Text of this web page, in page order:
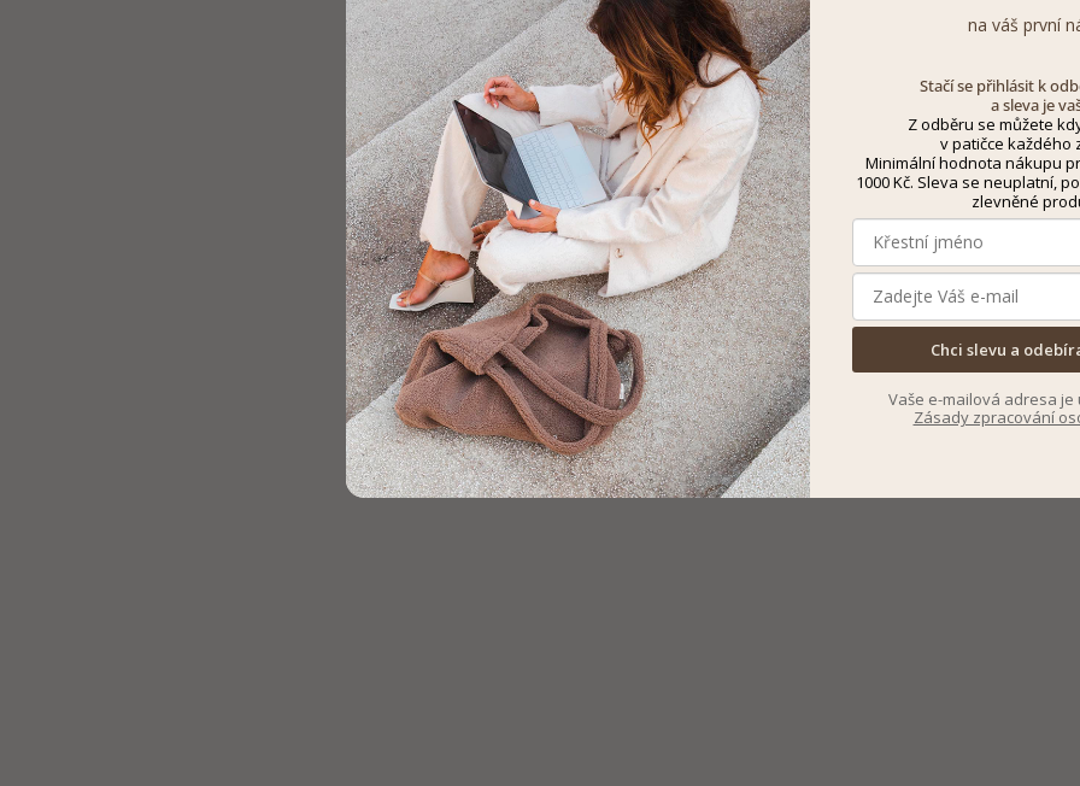
na váš první
Stačí se přihlásit k
a sleva je
Z odběru se můžete
v patičce každého
Minimální hodnota nákupu
1000 Kč. Sleva se neuplatní,
zlevněné
Chci slevu a
Vaše e-mailová adresa je
Zásady zpracování